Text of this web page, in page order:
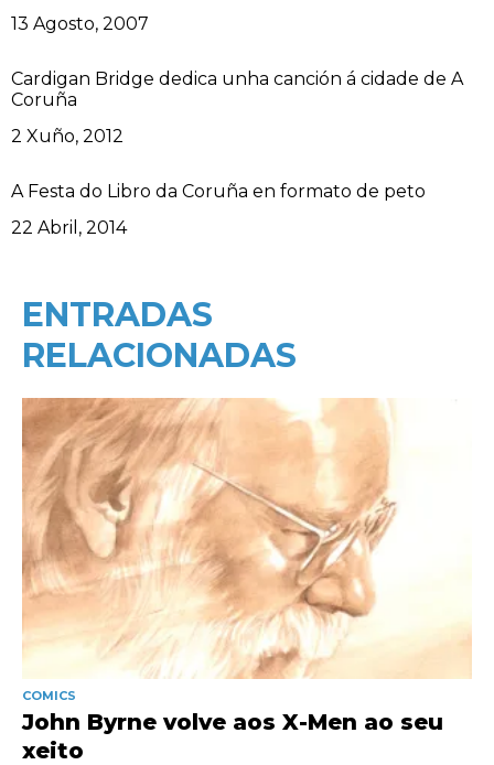
Data
13 Agosto, 2007
Cardigan Bridge dedica unha canción á cidade de A
Coruña
Data
2 Xuño, 2012
A Festa do Libro da Coruña en formato de peto
Data
22 Abril, 2014
ENTRADAS
RELACIONADAS
COMICS
John Byrne volve aos X-Men ao seu
xeito